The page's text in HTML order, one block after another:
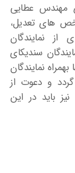
مهندس عطایی
های تعدیل،
نمایندگان
سندیکای
نمایندگان
گردد و دعوت از
نیز باید در این